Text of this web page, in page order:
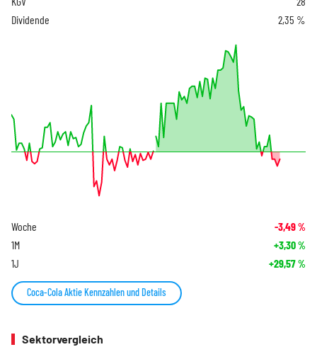
Dividende
2,35 %
Woche -3,49%
1M +3,30%
1J +29,57%
Coca-Cola Aktie Kennzahlen und Details
Sektorvergleich